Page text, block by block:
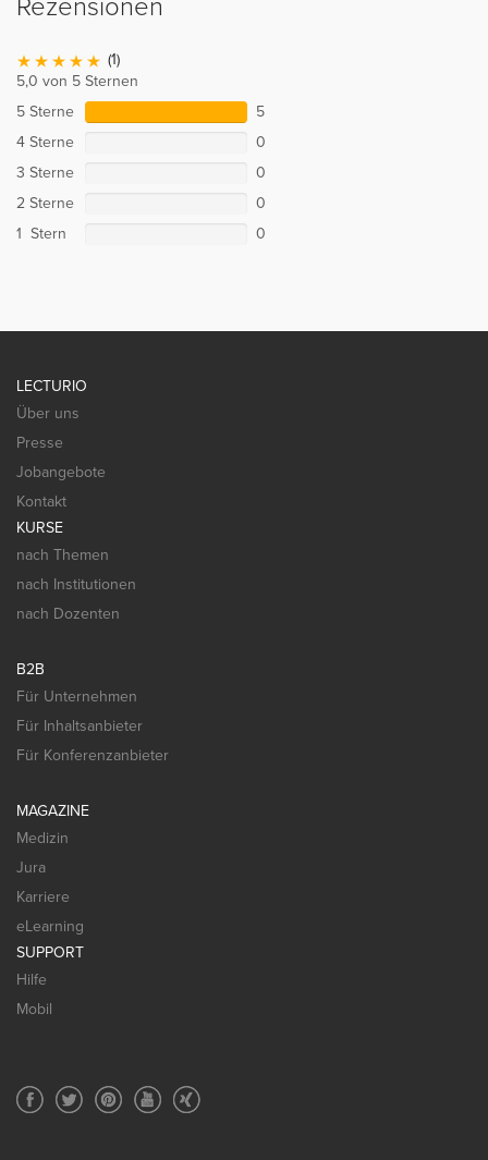
Rezensionen
(1)
5,0 von 5 Sternen
5 Sterne
5
4 Sterne
0
3 Sterne
0
2 Sterne
0
1 Stern
0
LECTURIO
Über uns
Presse
Jobangebote
Kontakt
KURSE
nach Themen
nach Institutionen
nach Dozenten
B2B
Für Unternehmen
Für Inhaltsanbieter
Für Konferenzanbieter
MAGAZINE
Medizin
Jura
Karriere
eLearning
SUPPORT
Hilfe
Mobil